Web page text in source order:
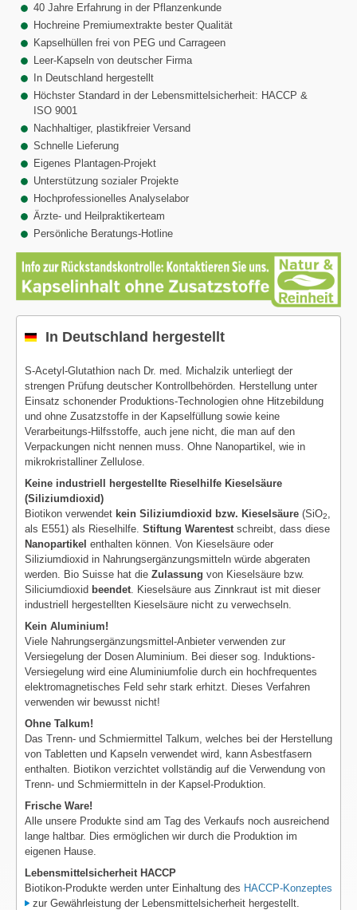
40 Jahre Erfahrung in der Pflanzenkunde
Hochreine Premiumextrakte bester Qualität
Kapselhüllen frei von PEG und Carrageen
Leer-Kapseln von deutscher Firma
In Deutschland hergestellt
Höchster Standard in der Lebensmittelsicherheit: HACCP &
ISO 9001
Nachhaltiger, plastikfreier Versand
Schnelle Lieferung
Eigenes Plantagen-Projekt
Unterstützung sozialer Projekte
Hochprofessionelles Analyselabor
Ärzte- und Heilpraktikerteam
Persönliche Beratungs-Hotline
In Deutschland hergestellt
S-Acetyl-Glutathion nach Dr. med. Michalzik unterliegt der
strengen Prüfung deutscher Kontrollbehörden. Herstellung unter
Einsatz schonender Produktions-Technologien ohne Hitzebildung
und ohne Zusatzstoffe in der Kapselfüllung sowie keine
Verarbeitungs-Hilfsstoffe, auch jene nicht, die man auf den
Verpackungen nicht nennen muss. Ohne Nanopartikel, wie in
mikrokristalliner Zellulose.
Keine industriell hergestellte Rieselhilfe Kieselsäure
(Siliziumdioxid)
Biotikon verwendet kein Siliziumdioxid bzw. Kieselsäure (SiO2
als E551) als Rieselhilfe. Stiftung Warentest schreibt, dass diese
Nanopartikel enthalten können. Von Kieselsäure oder
Siliziumdioxid in Nahrungsergänzungsmitteln würde abgeraten
werden. Bio Suisse hat die Zulassung von Kieselsäure bzw.
Siliciumdioxid beendet . Kieselsäure aus Zinnkraut ist mit dieser
industriell hergestellten Kieselsäure nicht zu verwechseln.
Kein Aluminium!
Viele Nahrungsergänzungsmittel-Anbieter verwenden zur
Versiegelung der Dosen Aluminium. Bei dieser sog. Induktions-
Versiegelung wird eine Aluminiumfolie durch ein hochfrequentes
elektromagnetisches Feld sehr stark erhitzt. Dieses Verfahren
verwenden wir bewusst nicht!
Ohne Talkum!
Das Trenn- und Schmiermittel Talkum, welches bei der Herstellung
von Tabletten und Kapseln verwendet wird, kann Asbestfasern
enthalten. Biotikon verzichtet vollständig auf die Verwendung von
Trenn- und Schmiermitteln in der Kapsel-Produktion.
Frische Ware!
Alle unsere Produkte sind am Tag des Verkaufs noch ausreichend
lange haltbar. Dies ermöglichen wir durch die Produktion im
eigenen Hause.
Lebensmittelsicherheit HACCP
Biotikon-Produkte werden unter Einhaltung des HACCP-Konzeptes
zur Gewährleistung der Lebensmittelsicherheit hergestellt.